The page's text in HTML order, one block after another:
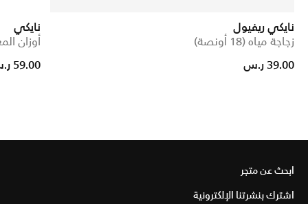
نايكي ريفيول
زجاجة مياه (18 أونصة)
39.00 ر.س
نايكي
أوزان
Price reduced from
59.00 ر.س
ابحث عن متجر
اشترك بنشرتنا الإلكترونية